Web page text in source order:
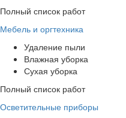
Полный список работ
Мебель и оргтехника
Удаление пыли
Влажная уборка
Сухая уборка
Полный список работ
Осветительные приборы